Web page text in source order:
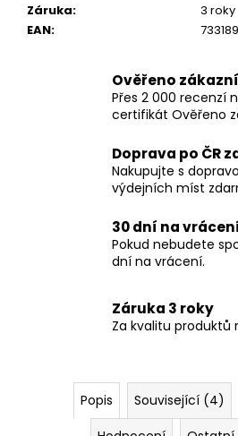
Záruka:
3 roky
EAN:
Ověřeno
Přes 2 000 recenzí
certifikát Ověřeno
Doprava po ČR
Nakupujte s
výdejních míst
30 dní na
Pokud nebudete
dní na vrácení.
Záruka 3 roky
Za kvalitu produktů
Popis Související (4)